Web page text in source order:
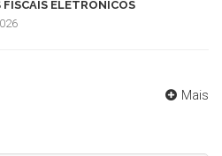
FISCAIS ELETRÔNICOS
Mais